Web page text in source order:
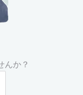
んか？